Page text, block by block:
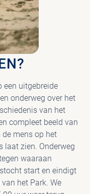
een uitgebreide
onderweg over het
van het
compleet beeld van
mens op het
laat zien. Onderweg
waaraan
start en eindigt
het Park. We